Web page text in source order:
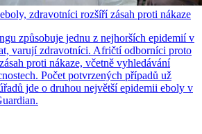
zdravotníci rozšíří zásah proti nákaze
způsobuje jednu z nejhorších epidemií v
varují zdravotníci. Afričtí odborníci proto
proti nákaze, včetně vyhledávání
Počet potvrzených případů už
jde o druhou největší epidemii eboly v